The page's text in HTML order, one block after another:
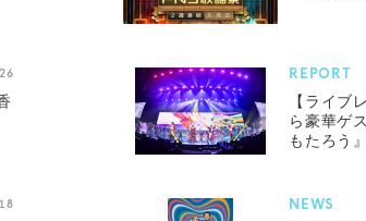
REPORT
【ライブ
ら豪華ゲ
もたろう
NEWS